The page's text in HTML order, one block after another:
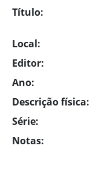
Título:
Local:
Editor:
Ano:
Descrição física:
Série:
Notas: